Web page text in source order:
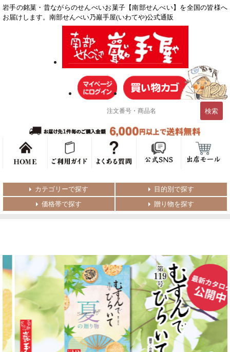
岩手の銘菓・昔ながらのせんべいお菓子【南部せんべい】を全国の皆様へ
お届けします。南部せんべい乃巖手屋(いわてや)公式通販
カテゴリーで探す
目的別で探す
価格帯で探す
贈り物を探す